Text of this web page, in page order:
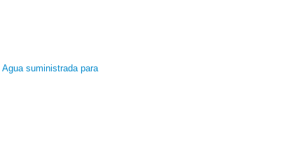
Agua suministrada para